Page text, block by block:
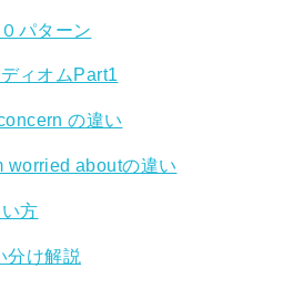
パターン
ィオムPart1
の違い
worried aboutの違い
方
分け解説